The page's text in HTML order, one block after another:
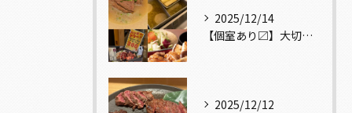
2025/12/14
【個室あり〼】大切な記念日、お祝い事でのご来店ぜひお待ちして...
2025/12/12